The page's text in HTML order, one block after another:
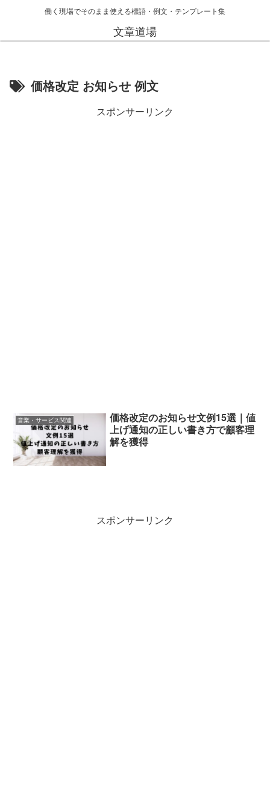
働く現場でそのまま使える標語・例文・テンプレート集
文章道場
価格改定 お知らせ 例文
スポンサーリンク
営業・サービス関連
価格改定のお知らせ文例15選｜値
上げ通知の正しい書き方で顧客理
解を獲得
スポンサーリンク